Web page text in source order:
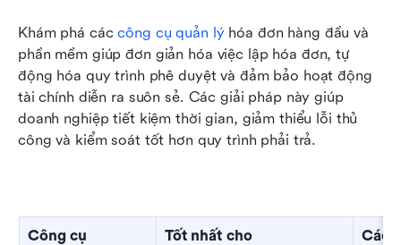
Khám phá các công cụ quản lý hóa đơn hàng đầu và
phần mềm giúp đơn giản hóa việc lập hóa đơn, tự
động hóa quy trình phê duyệt và đảm bảo hoạt động
tài chính diễn ra suôn sẻ. Các giải pháp này giúp
doanh nghiệp tiết kiệm thời gian, giảm thiểu lỗi thủ
công và kiểm soát tốt hơn quy trình phải trả.
Công cụ Tốt nhất cho Các